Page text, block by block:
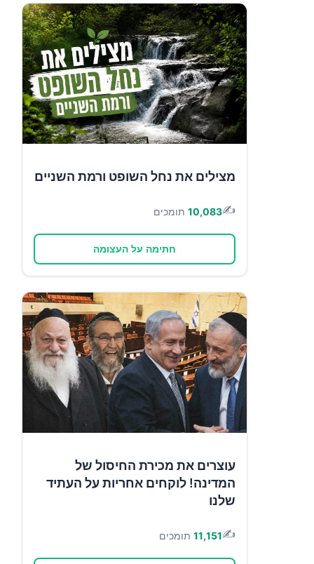
מצילים את נחל השופט ורמת השניים
✍️
10,083 תומכים
חתימה על העצומה
עוצרים את מכירת החיסול של
המדינה! לוקחים אחריות על העתיד
שלנו
✍️
11,151 תומכים